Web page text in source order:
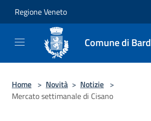
Regione Veneto
Comune di
Home > Novità > Notizie >
Mercato settimanale di Cisano